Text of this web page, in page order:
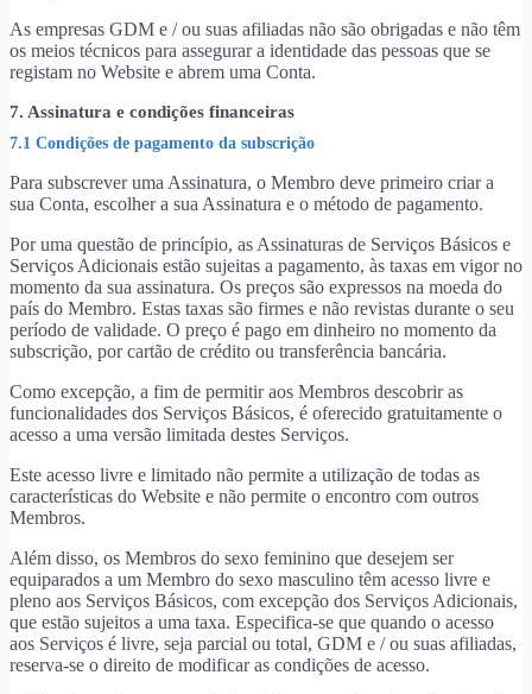
As empresas GDM e / ou suas afiliadas não são obrigadas e não têm
os meios técnicos para assegurar a identidade das pessoas que se
registam no Website e abrem uma Conta.
7. Assinatura e condições financeiras
7.1 Condições de pagamento da subscrição
Para subscrever uma Assinatura, o Membro deve primeiro criar a
sua Conta, escolher a sua Assinatura e o método de pagamento.
Por uma questão de princípio, as Assinaturas de Serviços Básicos e
Serviços Adicionais estão sujeitas a pagamento, às taxas em vigor no
momento da sua assinatura. Os preços são expressos na moeda do
país do Membro. Estas taxas são firmes e não revistas durante o seu
período de validade. O preço é pago em dinheiro no momento da
subscrição, por cartão de crédito ou transferência bancária.
Como excepção, a fim de permitir aos Membros descobrir as
funcionalidades dos Serviços Básicos, é oferecido gratuitamente o
acesso a uma versão limitada destes Serviços.
Este acesso livre e limitado não permite a utilização de todas as
características do Website e não permite o encontro com outros
Membros.
Além disso, os Membros do sexo feminino que desejem ser
equiparados a um Membro do sexo masculino têm acesso livre e
pleno aos Serviços Básicos, com excepção dos Serviços Adicionais,
que estão sujeitos a uma taxa. Especifica-se que quando o acesso
aos Serviços é livre, seja parcial ou total, GDM e / ou suas afiliadas,
reserva-se o direito de modificar as condições de acesso.